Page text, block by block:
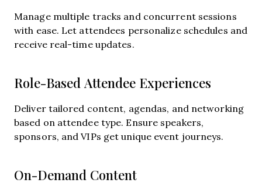
Manage multiple tracks and concurrent sessions
with ease. Let attendees personalize schedules and
receive real-time updates.
Role-Based Attendee Experiences
Deliver tailored content, agendas, and networking
based on attendee type. Ensure speakers,
sponsors, and VIPs get unique event journeys.
On-Demand Content